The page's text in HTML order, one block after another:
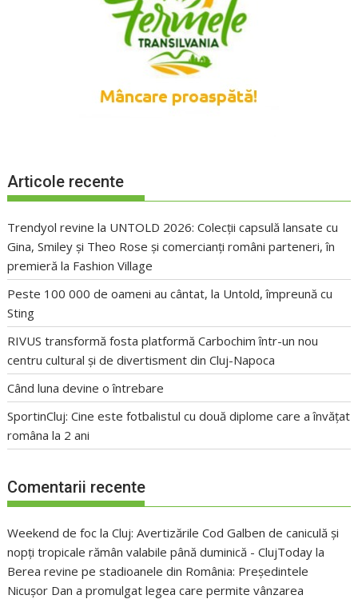
Articole recente
Trendyol revine la UNTOLD 2026: Colecții capsulă lansate cu
Gina, Smiley și Theo Rose și comercianți români parteneri, în
premieră la Fashion Village
Peste 100 000 de oameni au cântat, la Untold, împreună cu
Sting
RIVUS transformă fosta platformă Carbochim într-un nou
centru cultural și de divertisment din Cluj-Napoca
Când luna devine o întrebare
SportinCluj: Cine este fotbalistul cu două diplome care a învățat
româna la 2 ani
Comentarii recente
Weekend de foc la Cluj: Avertizările Cod Galben de caniculă și
nopți tropicale rămân valabile până duminică - ClujToday la
Berea revine pe stadioanele din România: Președintele
Nicușor Dan a promulgat legea care permite vânzarea